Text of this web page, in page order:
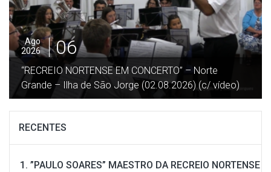
Ago
2026
05
”DESGARRADA” – Festa no Terreiro da Macela –
Beira / Velas – Ilha São Jorge (27.07.2026) (c/ vídeo)
RECENTES
”PAULO SOARES” MAESTRO DA RECREIO NORTENSE